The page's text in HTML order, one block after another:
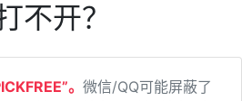
不开？
。 微信/QQ可能屏蔽了